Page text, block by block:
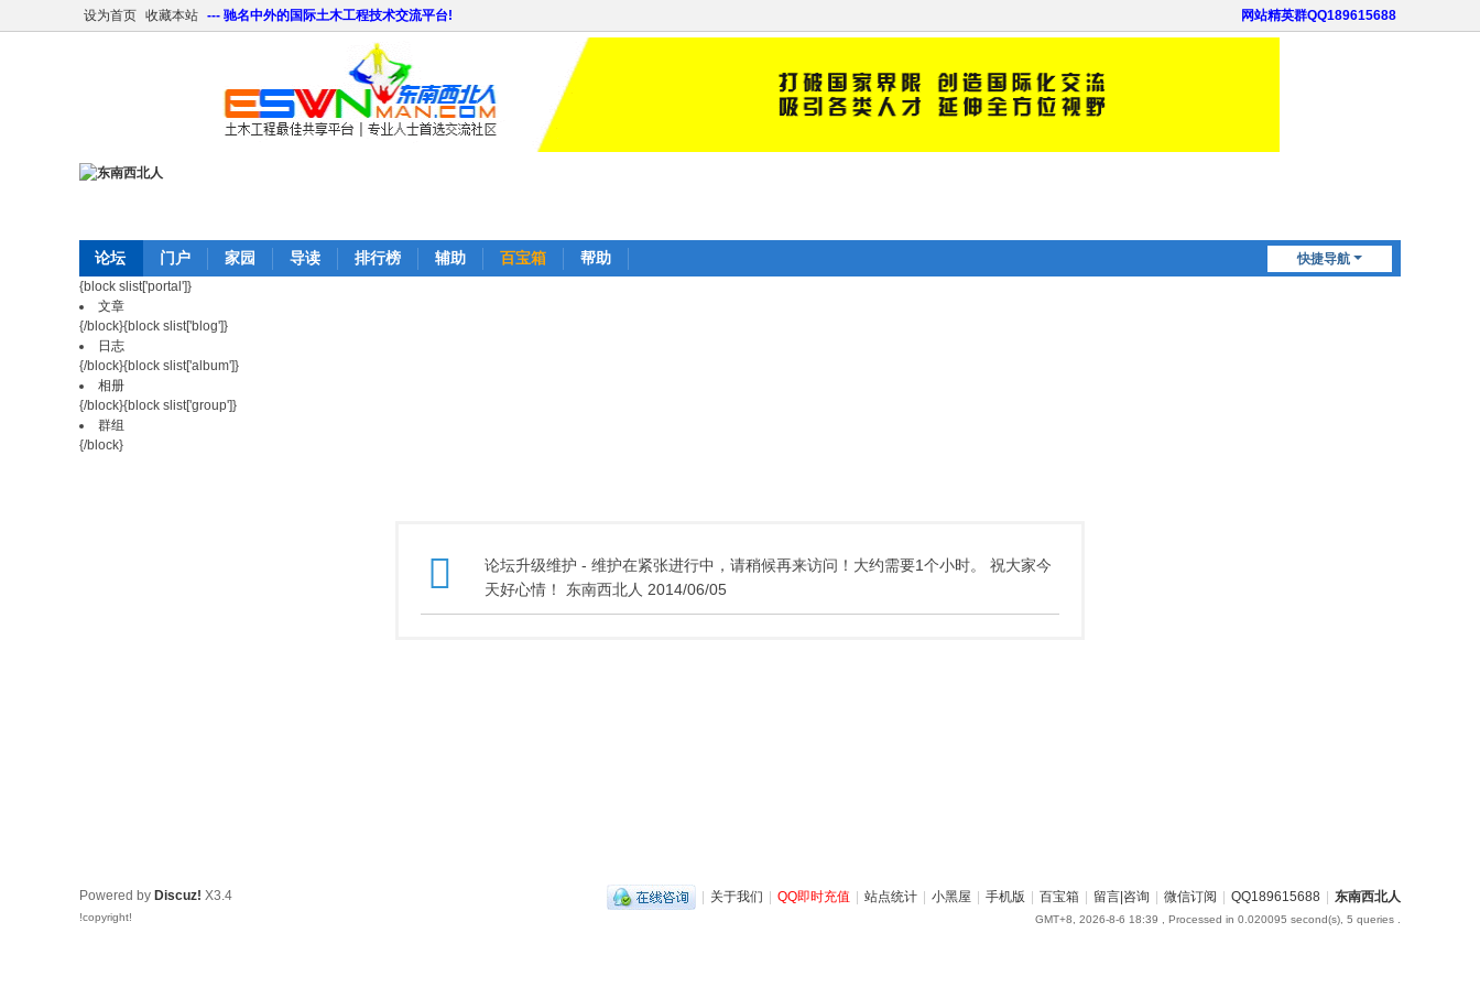
设为首页 收藏本站 --- 驰名中外的国际土木工程技术交流平台! 网站精英群QQ189615688
快捷导航
论坛 门户 家园 导读 排行榜 辅助 百宝箱 帮助
{block slist['portal']}
文章
{/block}{block slist['blog']}
日志
{/block}{block slist['album']}
相册
{/block}{block slist['group']}
群组
{/block}
论坛升级维护 - 维护在紧张进行中，请稍候再来访问！大约需要1个小时。 祝大家今
天好心情！ 东南西北人 2014/06/05
| 关于我们 | QQ即时充值 | 站点统计 | 小黑屋 | 手机版 | 百宝箱 | 留言|咨询 | 微信订阅 | QQ189615688 | 东南西北人
GMT+8, 2026-8-6 18:39 , Processed in 0.020095 second(s), 5 queries .
Powered by Discuz! X3.4
!copyright!